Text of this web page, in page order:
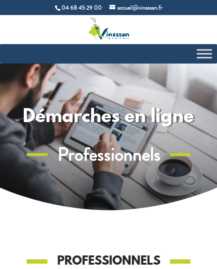
04 68 45 29 00 accueil@vinassan.fr
Démarches en ligne
Professionnels
PROFESSIONNELS